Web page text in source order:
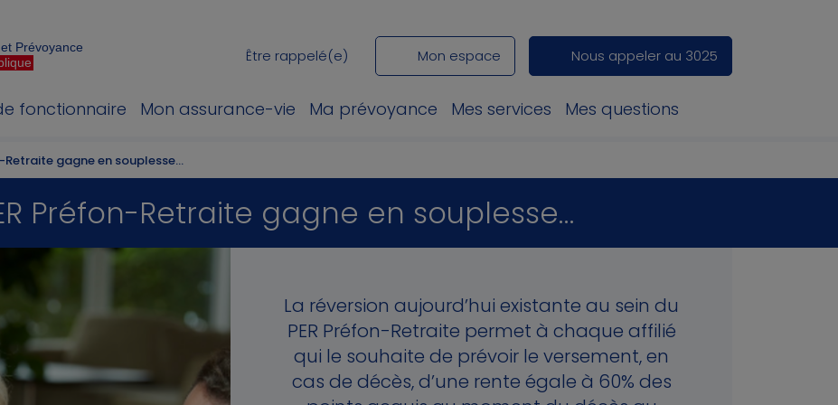
Être rappelé(e) Mon espace Nous appeler au 3025
Prévoyance
fonctionnaire Mon assurance-vie Ma prévoyance Mes services Mes questions
Retraite gagne en souplesse…
Préfon-Retraite gagne en souplesse…
La réversion aujourd’hui existante au sein du
PER Préfon-Retraite permet à chaque affilié
qui le souhaite de prévoir le versement, en
cas de décès, d’une rente égale à 60% des